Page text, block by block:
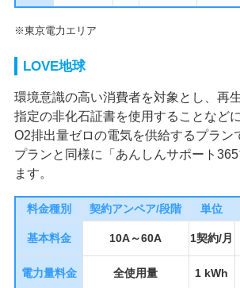
※東京電力エリア
LOVE地球
環境意識の高い消費者を対象とし、再
指定の非化石証書を使用することなど
O2排出量ゼロの電気を供給するプラン
プランと同様に「あんしんサポート
ます。
料金種別 契約アンペア/段階 単位
基本料金 10A～60A 1契約/月
電力量料金 全使用量 1 kWh